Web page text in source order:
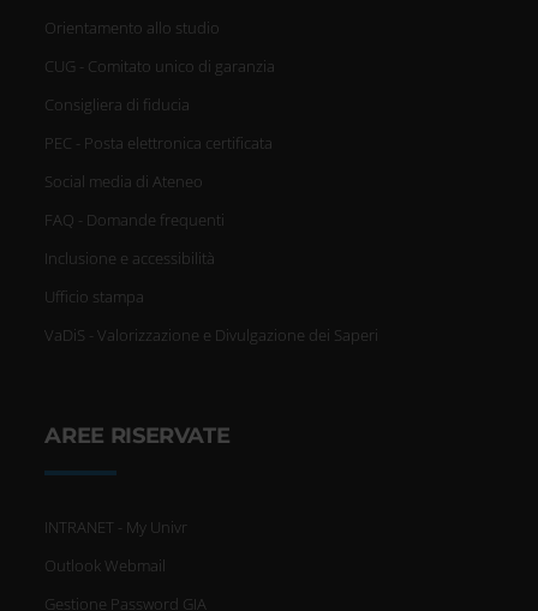
Orientamento allo studio
CUG - Comitato unico di garanzia
Consigliera di fiducia
PEC - Posta elettronica certificata
Social media di Ateneo
FAQ - Domande frequenti
Inclusione e accessibilità
Ufficio stampa
VaDiS - Valorizzazione e Divulgazione dei Saperi
AREE RISERVATE
INTRANET - My Univr
Outlook Webmail
Gestione Password GIA